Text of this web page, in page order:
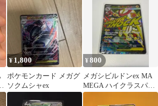
¥ 1,800
ポケモンカード メガグ
ソクムシャex
¥800
メガシビルドンex MA
MEGA ハイクラスパッ
ク MEGAドリームex キ